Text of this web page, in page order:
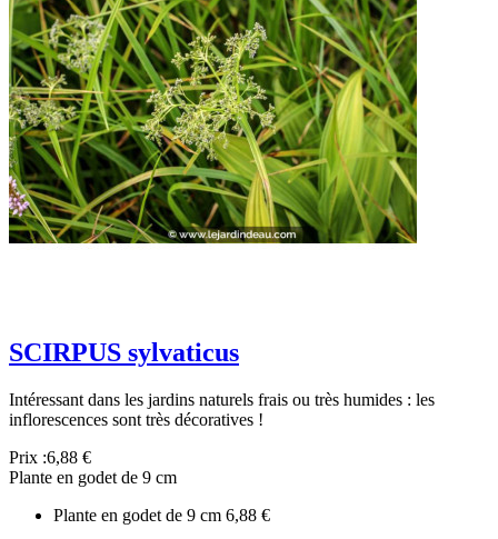
SCIRPUS sylvaticus
Intéressant dans les jardins naturels frais ou très humides : les
inflorescences sont très décoratives !
Prix :6,88 €
Plante en godet de 9 cm
Plante en godet de 9 cm 6,88 €